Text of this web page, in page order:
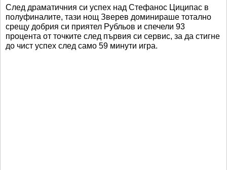
След драматичния си успех над Стефанос Циципас в
полуфиналите, тази нощ Зверев доминираше тотално
срещу добрия си приятел Рубльов и спечели 93
процента от точките след първия си сервис, за да стигне
до чист успех след само 59 минути игра.